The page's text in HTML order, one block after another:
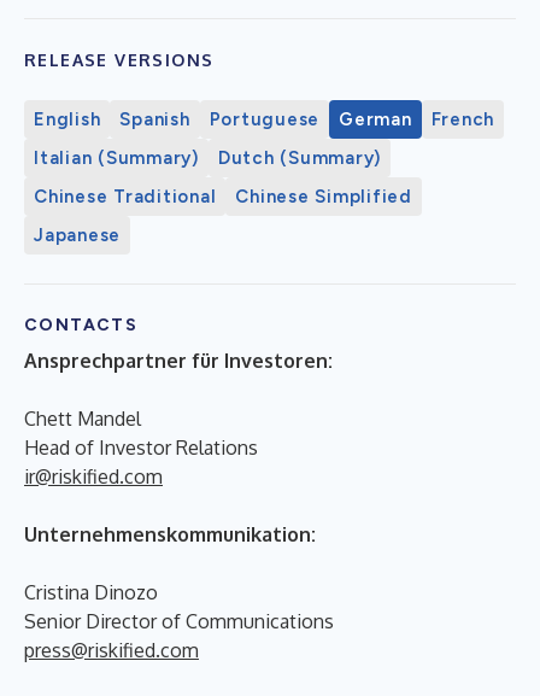
RELEASE VERSIONS
English Spanish Portuguese German
French
Italian (Summary)
Dutch (Summary)
Chinese Traditional
Chinese Simplified
Japanese
CONTACTS
Ansprechpartner für Investoren:
Chett Mandel
Head of Investor Relations
ir@riskified.com
Unternehmenskommunikation:
Cristina Dinozo
Senior Director of Communications
press@riskified.com